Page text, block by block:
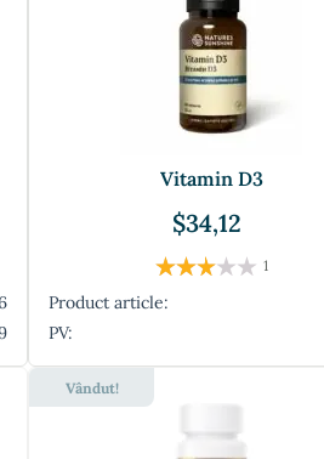
Vitamin D3
$34,12
1
Product article:
PV:
Vândut!